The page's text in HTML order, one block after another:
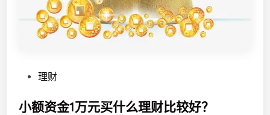
s
理财
小额资金1万元买什么理财比较好？